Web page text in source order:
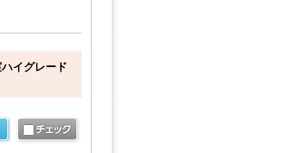
イグレード